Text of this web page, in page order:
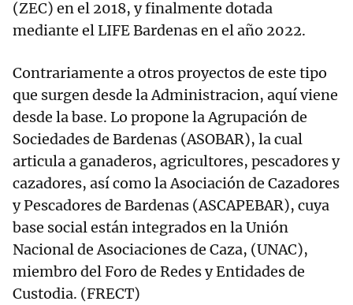
(ZEC) en el 2018, y finalmente dotada
mediante el LIFE Bardenas en el año 2022.
Contrariamente a otros proyectos de este tipo
que surgen desde la Administracion, aquí viene
desde la base. Lo propone la Agrupación de
Sociedades de Bardenas (ASOBAR), la cual
articula a ganaderos, agricultores, pescadores y
cazadores, así como la Asociación de Cazadores
y Pescadores de Bardenas (ASCAPEBAR), cuya
base social están integrados en la Unión
Nacional de Asociaciones de Caza, (UNAC),
miembro del Foro de Redes y Entidades de
Custodia. (FRECT)